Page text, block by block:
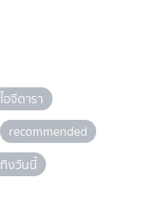
ไอจีดารา
recommended
งวันนี้